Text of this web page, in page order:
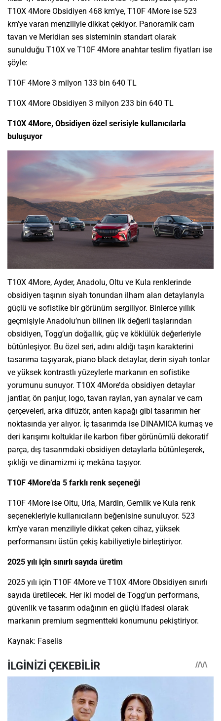
T10X 4More Obsidiyen 468 km’ye, T10F 4More ise 523
km’ye varan menziliyle dikkat çekiyor. Panoramik cam
tavan ve Meridian ses sisteminin standart olarak
sunulduğu T10X ve T10F 4More anahtar teslim fiyatları ise
şöyle:
T10F 4More 3 milyon 133 bin 640 TL
T10X 4More Obsidiyen 3 milyon 233 bin 640 TL
T10X 4More, Obsidiyen özel serisiyle kullanıcılarla
buluşuyor
T10X 4More, Ayder, Anadolu, Oltu ve Kula renklerinde
obsidiyen taşının siyah tonundan ilham alan detaylarıyla
güçlü ve sofistike bir görünüm sergiliyor. Binlerce yıllık
geçmişiyle Anadolu’nun bilinen ilk değerli taşlarından
obsidiyen, Togg’un doğallık, güç ve köklülük değerleriyle
bütünleşiyor. Bu özel seri, adını aldığı taşın karakterini
tasarıma taşıyarak, piano black detaylar, derin siyah tonlar
ve yüksek kontrastlı yüzeylerle markanın en sofistike
yorumunu sunuyor. T10X 4More’da obsidiyen detaylar
jantlar, ön panjur, logo, tavan rayları, yan aynalar ve cam
çerçeveleri, arka difüzör, anten kapağı gibi tasarımın her
noktasında yer alıyor. İç tasarımda ise DINAMICA kumaş ve
deri karışımı koltuklar ile karbon fiber görünümlü dekoratif
parça, dış tasarımdaki obsidiyen detaylarla bütünleşerek,
şıklığı ve dinamizmi iç mekâna taşıyor.
T10F 4More’da 5 farklı renk seçeneği
T10F 4More ise Oltu, Urla, Mardin, Gemlik ve Kula renk
seçenekleriyle kullanıcıların beğenisine sunuluyor. 523
km’ye varan menziliyle dikkat çeken cihaz, yüksek
performansını üstün çekiş kabiliyetiyle birleştiriyor.
2025 yılı için sınırlı sayıda üretim
2025 yılı için T10F 4More ve T10X 4More Obsidiyen sınırlı
sayıda üretilecek. Her iki model de Togg’un performans,
güvenlik ve tasarım odağının en güçlü ifadesi olarak
markanın premium segmentteki konumunu pekiştiriyor.
Kaynak: Faselis